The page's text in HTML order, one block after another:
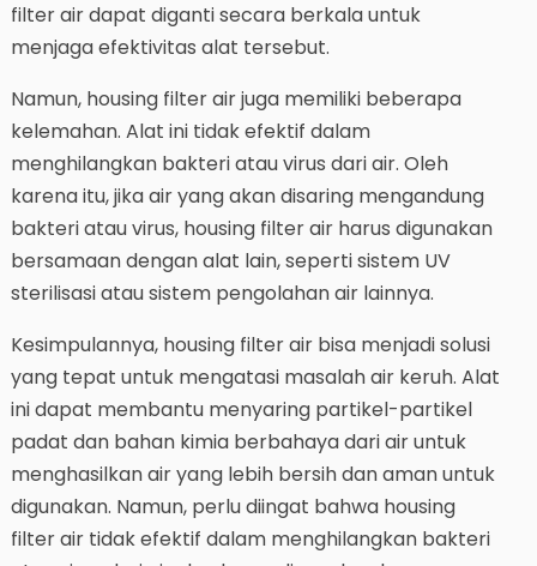
filter air dapat diganti secara berkala untuk
menjaga efektivitas alat tersebut.
Namun, housing filter air juga memiliki beberapa
kelemahan. Alat ini tidak efektif dalam
menghilangkan bakteri atau virus dari air. Oleh
karena itu, jika air yang akan disaring mengandung
bakteri atau virus, housing filter air harus digunakan
bersamaan dengan alat lain, seperti sistem UV
sterilisasi atau sistem pengolahan air lainnya.
Kesimpulannya, housing filter air bisa menjadi solusi
yang tepat untuk mengatasi masalah air keruh. Alat
ini dapat membantu menyaring partikel-partikel
padat dan bahan kimia berbahaya dari air untuk
menghasilkan air yang lebih bersih dan aman untuk
digunakan. Namun, perlu diingat bahwa housing
filter air tidak efektif dalam menghilangkan bakteri